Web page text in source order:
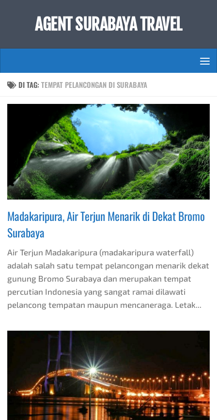
Skip to content
AGENT SURABAYA TRAVEL
DI TAG: TEMPAT PELANCONGAN DI SURABAYA
Madakaripura, Air Terjun Menarik di Dekat Bromo
Surabaya
Air Terjun Madakaripura (madakaripura waterfall)
adalah salah satu tempat pelancongan menarik dekat
gunung Bromo Surabaya dan merupakan tempat
percutian Indonesia yang sangat ramai dilawati
pelancong tempatan maupun mencaneraga. Letak...